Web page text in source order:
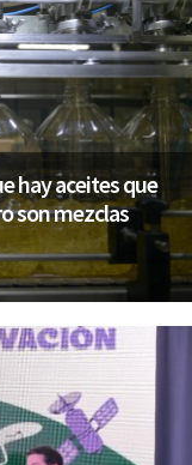
hay aceites que
son mezclas